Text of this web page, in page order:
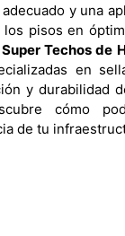
y una
pisos en
Super Techos de
en
y durabilidad
cómo
de tu